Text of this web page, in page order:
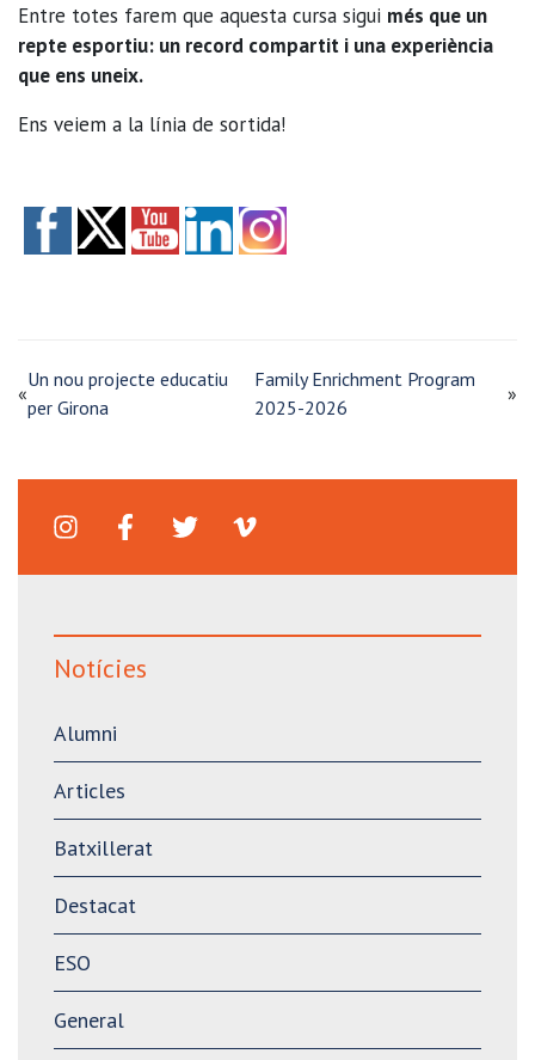
Entre totes farem que aquesta cursa sigui més que un
repte esportiu: un record compartit i una experiència
que ens uneix.
Ens veiem a la línia de sortida!
«
Un nou projecte educatiu
per Girona
Family Enrichment Program
2025-2026
»
Notícies
Alumni
Articles
Batxillerat
Destacat
ESO
General